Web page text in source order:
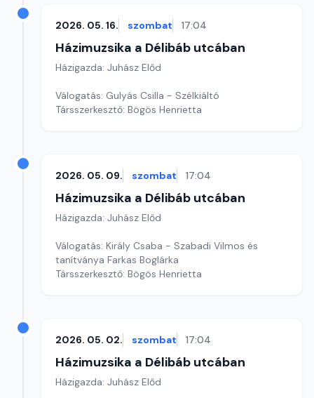
2026. 05. 16. szombat 17:04
Házimuzsika a Délibáb utcában
Házigazda: Juhász Előd
Válogatás: Gulyás Csilla - Szélkiáltó
Társszerkesztő: Bögös Henrietta
2026. 05. 09. szombat 17:04
Házimuzsika a Délibáb utcában
Házigazda: Juhász Előd
Válogatás: Király Csaba - Szabadi Vilmos és
tanítványa Farkas Boglárka
Társszerkesztő: Bögös Henrietta
2026. 05. 02. szombat 17:04
Házimuzsika a Délibáb utcában
Házigazda: Juhász Előd